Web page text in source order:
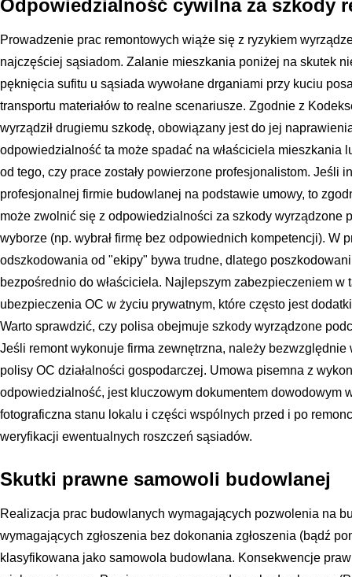
Odpowiedzialność cywilna za szkody
Prowadzenie prac remontowych wiąże się z ryzykiem
najczęściej sąsiadom. Zalanie mieszkania poniżej na skutek
pęknięcia sufitu u sąsiada wywołane drganiami przy kuciu
transportu materiałów to realne scenariusze. Zgodnie z
wyrządził drugiemu szkodę, obowiązany jest do jej
odpowiedzialność ta może spadać na właściciela mieszkania
od tego, czy prace zostały powierzone profesjonalistom. Jeśli
profesjonalnej firmie budowlanej na podstawie umowy, to
może zwolnić się z odpowiedzialności za szkody wyrządzone
wyborze (np. wybrał firmę bez odpowiednich kompetencji). W
odszkodowania od "ekipy" bywa trudne, dlatego
bezpośrednio do właściciela. Najlepszym zabezpieczeniem
ubezpieczenia OC w życiu prywatnym, które często jest
Warto sprawdzić, czy polisa obejmuje szkody wyrządzone
Jeśli remont wykonuje firma zewnętrzna, należy
polisy OC działalności gospodarczej. Umowa pisemna z
odpowiedzialność, jest kluczowym dokumentem dowodowym
fotograficzna stanu lokalu i części wspólnych przed i po
weryfikacji ewentualnych roszczeń sąsiadów.
Skutki prawne samowoli budowlanej
Realizacja prac budowlanych wymagających pozwolenia na
wymagających zgłoszenia bez dokonania zgłoszenia (bądź
klasyfikowana jako samowola budowlana. Konsekwencje